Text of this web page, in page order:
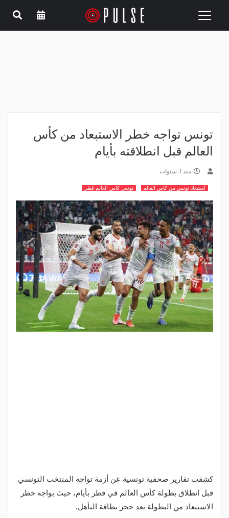
Toggle
تونس تواجه خطر الاستبعاد من كأس
العالم قبل انطلاقته بأيام
منذ 3 سنوات
استبعاد تونس من كاس العالم تونس كاس العالم قطر
كشفت تقارير صحفية تونسية عن أزمة تواجه المنتخب التونسي
قبل انطلاق بطولة كأس العالم في قطر بأيام، حيث يواجه خطر
الاستبعاد من البطولة بعد حجز بطاقة التأهل.